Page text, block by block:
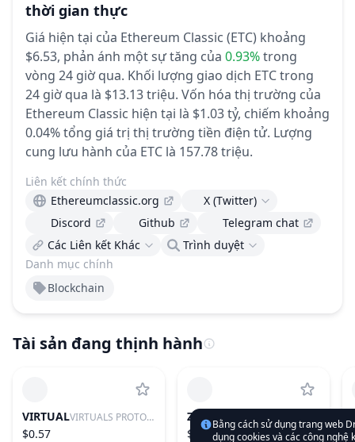
thời gian thực
Giá hiện tại của Ethereum Classic (ETC) khoảng
$6.53, phản ánh một sự tăng của 0.93%trong
vòng 24 giờ qua. Khối lượng giao dịch ETC trong
24 giờ qua là $13.13 triệu. Vốn hóa thị trường của
Ethereum Classic hiện tại là $1.03 tỷ, chiếm khoảng
0.04% tổng giá trị thị trường tiền điện tử. Lượng
cung lưu hành của ETC là 157.78 triệu.
Danh mục chính
Blockchain
Liên kết chính thức
Ethereumclassic.org
X (Twitter)
Discord
Github
Telegram chat
Các Liên kết Khác
Trình duyệt
Tài sản đang thịnh hành
VIRTUAL VIRTUALS PROTOCOL
$0.57
ZRO LAYERZERO
$0.832
Bằng cách sử dụng trang web
dụng cookies và các công nghệ